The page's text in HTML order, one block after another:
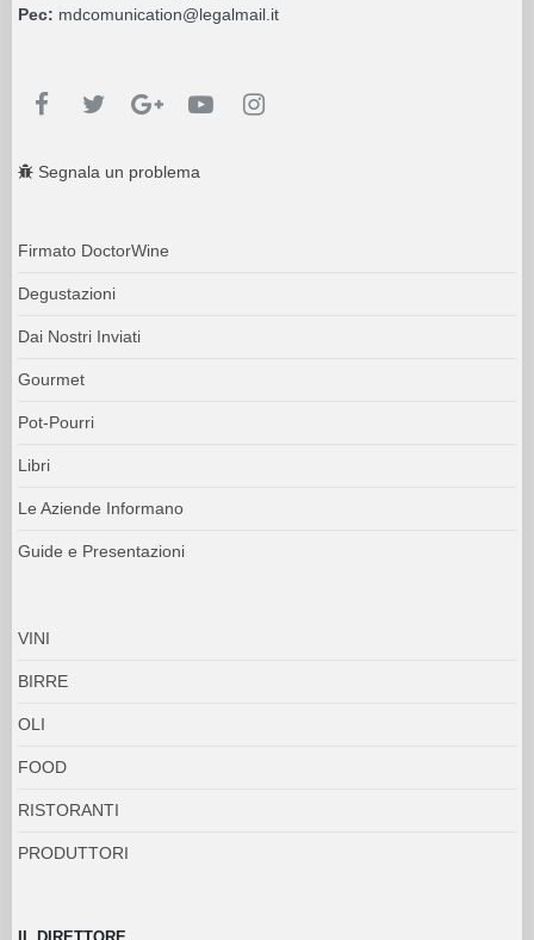
Pec: mdcomunication@legalmail.it
Segnala un problema
Firmato DoctorWine
Degustazioni
Dai Nostri Inviati
Gourmet
Pot-Pourri
Libri
Le Aziende Informano
Guide e Presentazioni
VINI
BIRRE
OLI
FOOD
RISTORANTI
PRODUTTORI